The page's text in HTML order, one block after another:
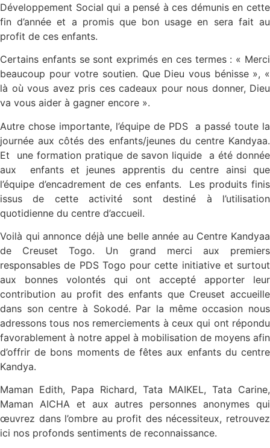
Développement Social qui a pensé à ces démunis en cette
fin d’année et a promis que bon usage en sera fait au
profit de ces enfants.
Certains enfants se sont exprimés en ces termes : « Merci
beaucoup pour votre soutien. Que Dieu vous bénisse », «
là où vous avez pris ces cadeaux pour nous donner, Dieu
va vous aider à gagner encore ».
Autre chose importante, l’équipe de PDS a passé toute la
journée aux côtés des enfants/jeunes du centre Kandyaa.
Et une formation pratique de savon liquide a été donnée
aux enfants et jeunes apprentis du centre ainsi que
l’équipe d’encadrement de ces enfants. Les produits finis
issus de cette activité sont destiné à l’utilisation
quotidienne du centre d’accueil.
Voilà qui annonce déjà une belle année au Centre Kandyaa
de Creuset Togo. Un grand merci aux premiers
responsables de PDS Togo pour cette initiative et surtout
aux bonnes volontés qui ont accepté apporter leur
contribution au profit des enfants que Creuset accueille
dans son centre à Sokodé. Par la même occasion nous
adressons tous nos remerciements à ceux qui ont répondu
favorablement à notre appel à mobilisation de moyens afin
d’offrir de bons moments de fêtes aux enfants du centre
Kandya.
Maman Edith, Papa Richard, Tata MAIKEL, Tata Carine,
Maman AICHA et aux autres personnes anonymes qui
œuvrez dans l’ombre au profit des nécessiteux, retrouvez
ici nos profonds sentiments de reconnaissance.